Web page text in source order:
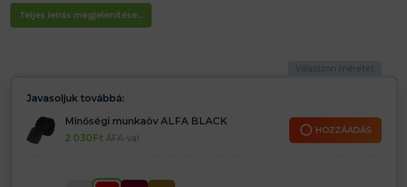
Teljes leírás megjelenítése...
Jellemzők:
– Kötés köténypántokkal
– Könnyen karbantartható
Javasoljuk továbbá:
Minőségi munkaöv ALFA BLACK
2 030Ft ÁFA-val
HOZZÁADÁS